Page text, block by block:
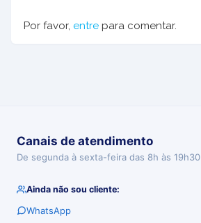
Por favor, entre para comentar.
Canais de atendimento
De segunda à sexta-feira das 8h às 19h30
Ainda não sou cliente:
WhatsApp